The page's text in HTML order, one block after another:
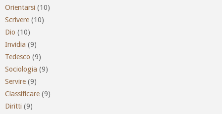
Orientarsi (10)
Scrivere (10)
Dio (10)
Invidia (9)
Tedesco (9)
Sociologia (9)
Servire (9)
Classificare (9)
Diritti (9)